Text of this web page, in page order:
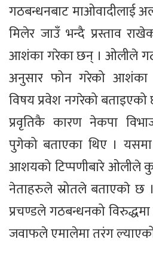
गठबन्धनबाट माओवादीलाई
मिलेर जाउँ भन्दै प्रस्ताव
आशंका गरेका छन् । ओलीले
अनुसार फोन गरेको आशंका
विषय प्रवेश नगरेको
प्रवृतिकै कारण नेकपा
पुगेको बताएका थिए ।
आशयको टिप्पणीबारे ओलीले
नेताहरुले स्रोतले बताएकाे छ
प्रचण्डले गठबन्धनको
जवाफले एमालेमा तरंग ल्याएको